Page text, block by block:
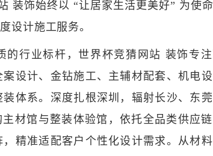
装饰始终以 “让居家生活更美好” 为使
设计施工服务。
的行业标杆，世界杯竞猜网站 装饰专
设计、金钻施工、主辅材配套、机电
体系。深度扎根深圳，辐射长沙、东
材馆与整装体验馆，依托全品类供应链
精准适配客户个性化设计需求。从材料